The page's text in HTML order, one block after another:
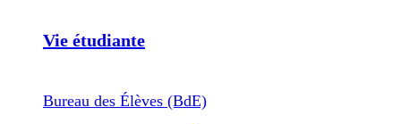
Vie étudiante
Bureau des Élèves (BdE)